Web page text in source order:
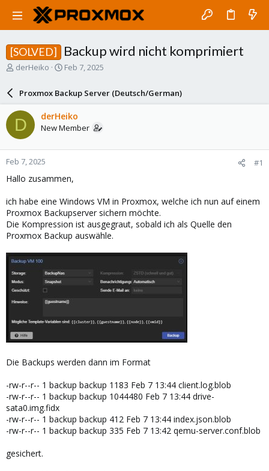
[SOLVED] Backup wird nicht komprimiert
T
a
d
s
t
a
r
t
e
derHeiko
S
r
d
a
e
Feb 7, 2025
Proxmox Backup Server (Deutsch/German)
D derHeiko
New Member
Feb 7, 2025 #1
Hallo zusammen,
ich habe eine Windows VM in Proxmox, welche ich nun auf einem
Proxmox Backupserver sichern möchte.
Die Kompression ist ausgegraut, sobald ich als Quelle den
Proxmox Backup auswähle.
Die Backups werden dann im Format
-rw-r--r-- 1 backup backup 1183 Feb 7 13:44 client.log.blob
-rw-r--r-- 1 backup backup 1044480 Feb 7 13:44 drive-
sata0.img.fidx
-rw-r--r-- 1 backup backup 412 Feb 7 13:44 index.json.blob
-rw-r--r-- 1 backup backup 335 Feb 7 13:42 qemu-server.conf.blob
gesichert.